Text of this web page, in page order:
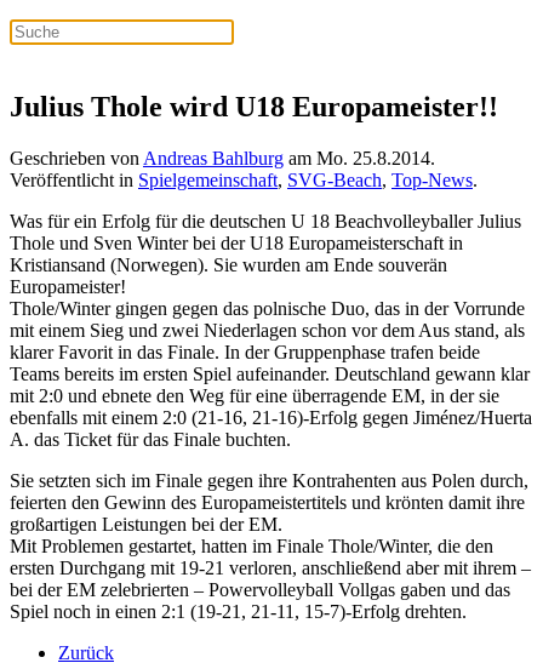
Julius Thole wird U18 Europameister!!
Geschrieben von Andreas Bahlburg am Mo. 25.8.2014.
Veröffentlicht in Spielgemeinschaft, SVG-Beach, Top-News.
Was für ein Erfolg für die deutschen U 18 Beachvolleyballer Julius
Thole und Sven Winter bei der U18 Europameisterschaft in
Kristiansand (Norwegen). Sie wurden am Ende souverän
Europameister!
Thole/Winter gingen gegen das polnische Duo, das in der Vorrunde
mit einem Sieg und zwei Niederlagen schon vor dem Aus stand, als
klarer Favorit in das Finale. In der Gruppenphase trafen beide
Teams bereits im ersten Spiel aufeinander. Deutschland gewann klar
mit 2:0 und ebnete den Weg für eine überragende EM, in der sie
ebenfalls mit einem 2:0 (21-16, 21-16)-Erfolg gegen Jiménez/Huerta
A. das Ticket für das Finale buchten.
Sie setzten sich im Finale gegen ihre Kontrahenten aus Polen durch,
feierten den Gewinn des Europameistertitels und krönten damit ihre
großartigen Leistungen bei der EM.
Mit Problemen gestartet, hatten im Finale Thole/Winter, die den
ersten Durchgang mit 19-21 verloren, anschließend aber mit ihrem –
bei der EM zelebrierten – Powervolleyball Vollgas gaben und das
Spiel noch in einen 2:1 (19-21, 21-11, 15-7)-Erfolg drehten.
Zurück